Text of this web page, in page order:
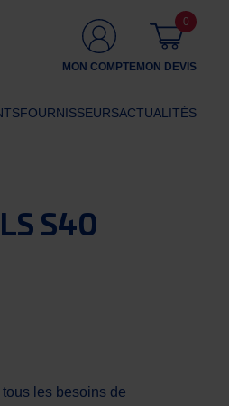
MON COMPTEMON DEVIS
0
FOURNISSEURSACTUALITÉS
S40
les besoins de